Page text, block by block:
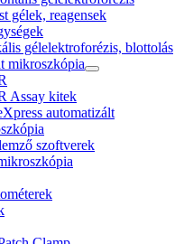
gélek, reagensek
gélelektroforézis, blottolás
mikroszkópia
Assay kitek
automatizált
szoftverek